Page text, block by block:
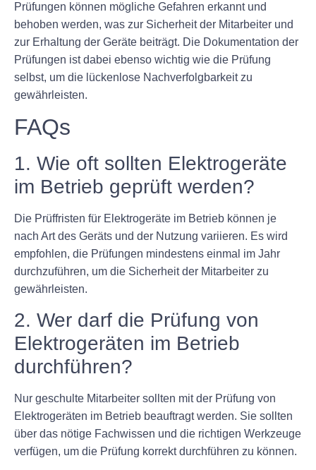
Prüfungen können mögliche Gefahren erkannt und
behoben werden, was zur Sicherheit der Mitarbeiter und
zur Erhaltung der Geräte beiträgt. Die Dokumentation der
Prüfungen ist dabei ebenso wichtig wie die Prüfung
selbst, um die lückenlose Nachverfolgbarkeit zu
gewährleisten.
FAQs
1. Wie oft sollten Elektrogeräte
im Betrieb geprüft werden?
Die Prüffristen für Elektrogeräte im Betrieb können je
nach Art des Geräts und der Nutzung variieren. Es wird
empfohlen, die Prüfungen mindestens einmal im Jahr
durchzuführen, um die Sicherheit der Mitarbeiter zu
gewährleisten.
2. Wer darf die Prüfung von
Elektrogeräten im Betrieb
durchführen?
Nur geschulte Mitarbeiter sollten mit der Prüfung von
Elektrogeräten im Betrieb beauftragt werden. Sie sollten
über das nötige Fachwissen und die richtigen Werkzeuge
verfügen, um die Prüfung korrekt durchführen zu können.